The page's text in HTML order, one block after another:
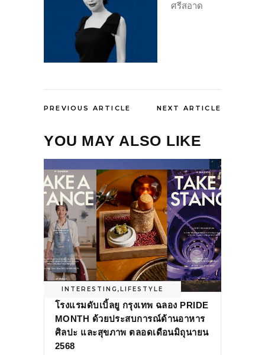
ศรีสอาด
PREVIOUS ARTICLE NEXT ARTICLE
YOU MAY ALSO LIKE
INTERESTING , LIFESTYLE
โรงแรมดับเบิ้ลยู กรุงเทพ ฉลอง PRIDE
MONTH ด้วยประสบการณ์ด้านอาหาร
ศิลปะ และสุขภาพ ตลอดเดือนมิถุนายน
2568